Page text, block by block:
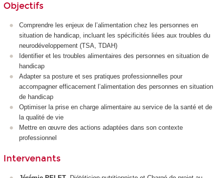
Objectifs
Comprendre les enjeux de l’alimentation chez les personnes en
situation de handicap, incluant les spécificités liées aux troubles du
neurodéveloppement (TSA, TDAH)
Identifier et les troubles alimentaires des personnes en situation de
handicap
Adapter sa posture et ses pratiques professionnelles pour
accompagner efficacement l’alimentation des personnes en situation
de handicap
Optimiser la prise en charge alimentaire au service de la santé et de
la qualité de vie
Mettre en œuvre des actions adaptées dans son contexte
professionnel
Intervenants